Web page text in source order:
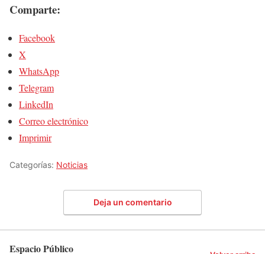
Comparte:
Facebook
X
WhatsApp
Telegram
LinkedIn
Correo electrónico
Imprimir
Categorías: Noticias
Deja un comentario
Espacio Público